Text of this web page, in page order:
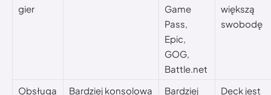
gier
Game
Pass,
Epic,
GOG,
Battle.net
większą
swobodę
Obsługa Bardziej konsolowa
Bardziej
Deck jest